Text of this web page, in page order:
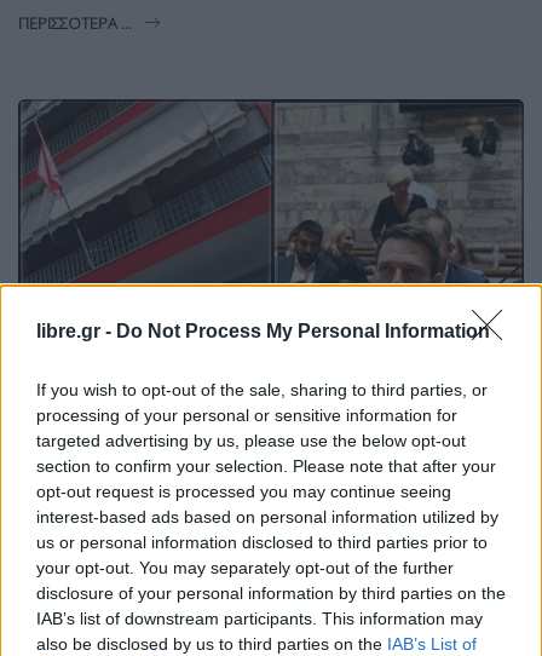
libre.gr - Do Not Process My Personal Information
If you wish to opt-out of the sale, sharing to third parties, or
processing of your personal or sensitive information for
targeted advertising by us, please use the below opt-out
section to confirm your selection. Please note that after your
opt-out request is processed you may continue seeing
interest-based ads based on personal information utilized by
us or personal information disclosed to third parties prior to
your opt-out. You may separately opt-out of the further
disclosure of your personal information by third parties on the
IAB’s list of downstream participants. This information may
also be disclosed by us to third parties on the IAB’s List of
ΠΕΡΙΣΣΌΤΕΡΑ ...
ΘΈΜΑ 1 ΠΟΛΙΤΙΚΉ
Το σχέδιο Κασσελάκη, το γαλατικό
χωριό και το Συνέδριο… νέου